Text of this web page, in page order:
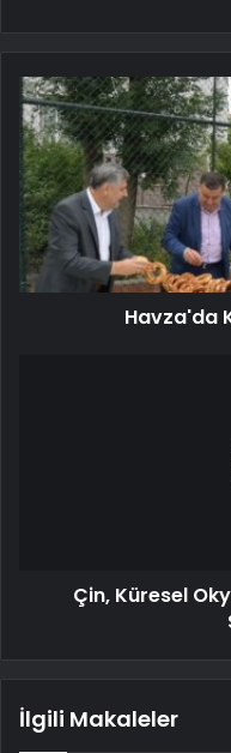
Havza'da
Çin, Küresel
İlgili Makaleler